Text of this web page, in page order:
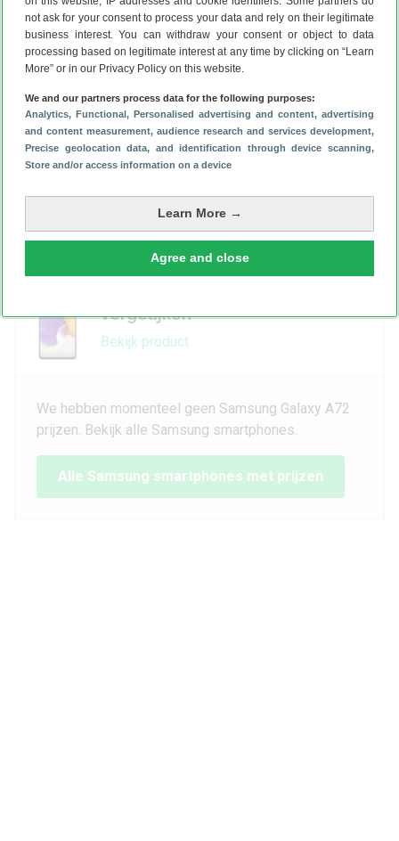
not ask for your consent to process your data and rely on their legitimate
business interest. You can withdraw your consent or object to data
processing based on legitimate interest at any time by clicking on “Learn
More” or in our Privacy Policy on this website.
We and our partners process data for the following purposes:
Analytics, Functional, Personalised advertising and content, advertising
and content measurement, audience research and services development,
Precise geolocation data, and identification through device scanning,
Store and/or access information on a device
Learn More →
Agree and close
is het jammer dat de telefoon een beetje goedkoop
aanvoelt en de snelste oplader niet wordt meegeleverd.
Maar dat is het ook wel. De Galaxy A52 heeft een erg
mooi scherm, prima camera’s, een goede accuduur, veel
opslag en krijgt lang updates. Dat maakt ‘m een lekker
complete smartphone waarvoor je niet heel veel hoeft te
betalen. Het zou ons daarom niks verbazen als de A52
De Galaxy A72 is in Nederland verkrijgbaar voor een
adviesprijs van 449 euro. In de Samsung A72-vergelijker
zetten we de actuele prijzen voor je op een rijtje.
vergelijken
Bekijk product
We hebben momenteel geen Samsung Galaxy A72
prijzen. Bekijk alle Samsung smartphones.
Alle Samsung smartphones met prijzen